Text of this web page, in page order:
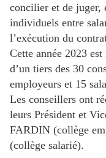
concilier et de juger,
individuels entre
l’exécution du
Cette année 2023
d’un tiers des 30
employeurs et 15
Les conseillers ont
leurs Président et
FARDIN (collège
(collège salarié).